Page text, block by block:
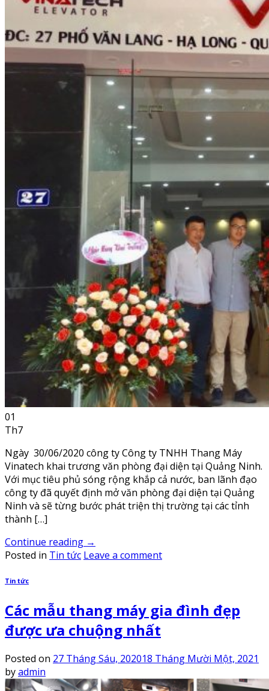
01
Th7
Ngày 30/06/2020 công ty Công ty TNHH Thang Máy
Vinatech khai trương văn phòng đại diện tại Quảng Ninh.
Với mục tiêu phủ sóng rộng khắp cả nước, ban lãnh đạo
công ty đã quyết định mở văn phòng đại diện tại Quảng
Ninh và sẽ từng bước phát triện thị trường tại các tỉnh
thành […]
Continue reading →
Posted in Tin tức Leave a comment
Tin tức
Các mẫu thang máy gia đình đẹp
được ưa chuộng nhất
Posted on 27 Tháng Sáu, 202018 Tháng Mười Một, 2021
byadmin